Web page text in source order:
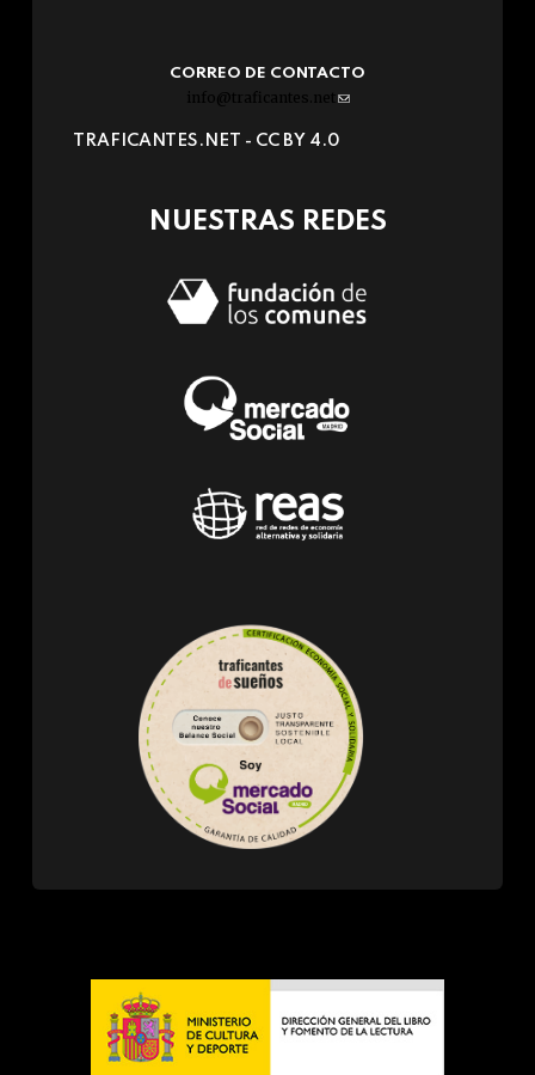
CORREO DE CONTACTO
info@traficantes.net (link
e-
TRAFICANTES.NET - CC BY 4.0
NUESTRAS REDES